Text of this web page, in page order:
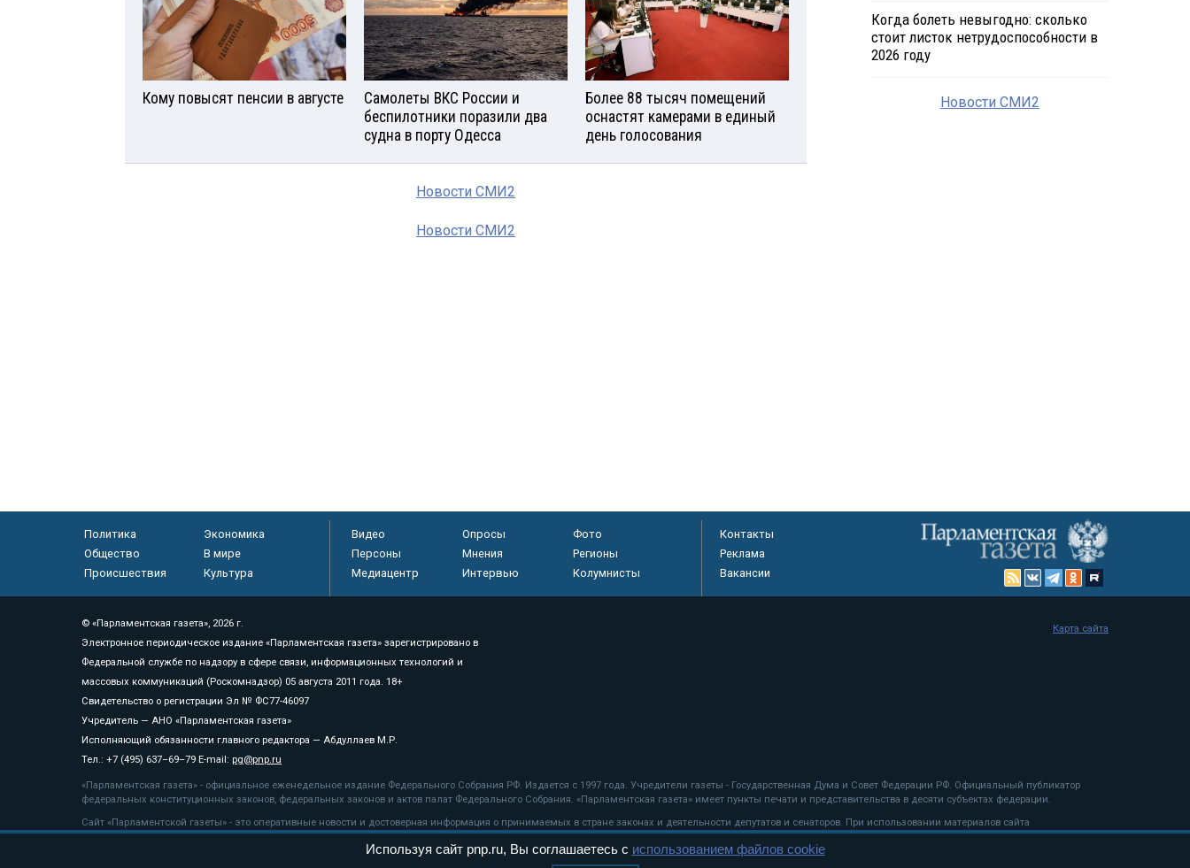
Кому повысят пенсии в августе
Самолеты ВКС России и
беспилотники поразили два
судна в порту Одесса
Более 88 тысяч помещений
оснастят камерами в единый
день голосования
Новости СМИ2
Новости СМИ2
Когда болеть невыгодно: сколько
стоит листок нетрудоспособности в
2026 году
Новости СМИ2
Политика
Экономика
Общество
В мире
Происшествия
Культура
Видео Опросы
Фото
Персоны
Мнения
Регионы
Медиацентр
Интервью Колумнисты
Контакты
Реклама
Вакансии
© «Парламентская газета», 2026 г.
Электронное периодическое издание «Парламентская газета» зарегистрировано в
Федеральной службе по надзору в сфере связи, информационных технологий и
массовых коммуникаций (Роскомнадзор) 05 августа 2011 года. 18+
Свидетельство о регистрации Эл № ФС77-46097
Учредитель — АНО «Парламентская газета»
Исполняющий обязанности главного редактора — Абдуллаев М.Р.
Тел.: +7 (495) 637–69–79 E-mail: pg@pnp.ru
«Парламентская газета» - официальное еженедельное издание Федерального Собрания РФ. Издается с 1997 года. Учредители газеты - Государственная Дума и Совет Федерации РФ. Официальный публикатор
федеральных конституционных законов, федеральных законов и актов палат Федерального Собрания. «Парламентская газета» имеет пункты печати и представительства в десяти субъектах федерации.
Сайт «Парламентской газеты» - это оперативные новости и достоверная информация о принимаемых в стране законах и деятельности депутатов и сенаторов. При использовании материалов сайта
«Парламентской газеты» активная ссылка на pnp.ru обязательна.
рекомендательные технологии
Карта сайта
Используя сайт pnp.ru, Вы соглашаетесь с использованием файлов cookie